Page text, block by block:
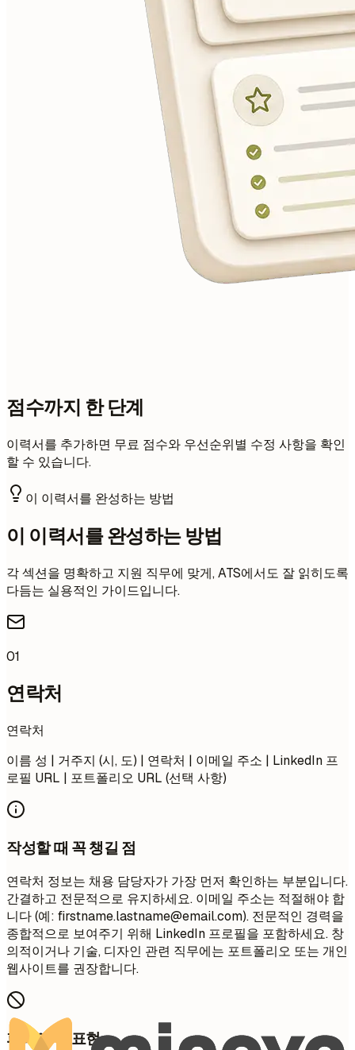
점수까지 한 단계
이력서를 추가하면 무료 점수와 우선순위별 수정 사항을 확인
할 수 있습니다.
이 이력서를 완성하는 방법
이 이력서를 완성하는 방법
각 섹션을 명확하고 지원 직무에 맞게, ATS에서도 잘 읽히도록
다듬는 실용적인 가이드입니다.
01
연락처
연락처
이름 성 | 거주지 (시, 도) | 연락처 | 이메일 주소 | LinkedIn 프
로필 URL | 포트폴리오 URL (선택 사항)
작성할 때 꼭 챙길 점
연락처 정보는 채용 담당자가 가장 먼저 확인하는 부분입니다.
간결하고 전문적으로 유지하세요. 이메일 주소는 적절해야 합
니다 (예: firstname.lastname@email.com). 전문적인 경력을
종합적으로 보여주기 위해 LinkedIn 프로필을 포함하세요. 창
의적이거나 기술, 디자인 관련 직무에는 포트폴리오 또는 개인
웹사이트를 권장합니다.
피해야 할 표현